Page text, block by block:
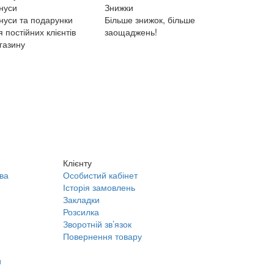
та подарунки
постійних клієнтів
Знижки
Більше знижок, більше
заощаджень!
Клієнту
Особистий кабінет
Історія замовлень
Закладки
Розсилка
Зворотній зв’язок
Повернення товару